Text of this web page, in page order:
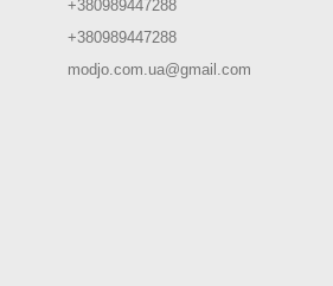
+380989447288
+380989447288
modjo.com.ua@gmail.com